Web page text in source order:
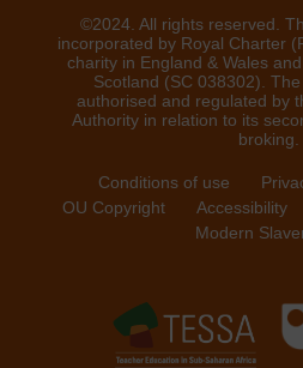
©2024. All rights reserved.
incorporated by Royal Charter
charity in England & Wales
Scotland (SC 038302).
authorised and regulated by
Authority in relation to its
broking.
Conditions of use
OU Copyright
Accessibility
Modern